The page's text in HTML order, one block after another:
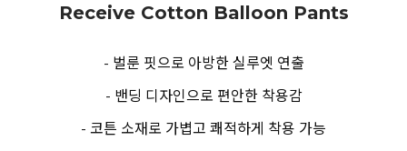
Receive Cotton Balloon Pants
- 벌룬 핏으로 아방한 실루엣 연출
- 밴딩 디자인으로 편안한 착용감
- 코튼 소재로 가볍고 쾌적하게 착용 가능